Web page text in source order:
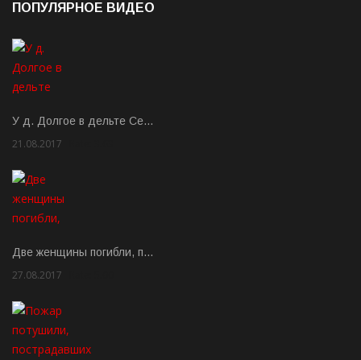
ПОПУЛЯРНОЕ ВИДЕО
У д. Долгое в дельте Се…
21.08.2017
Две женщины погибли, п…
27.08.2017